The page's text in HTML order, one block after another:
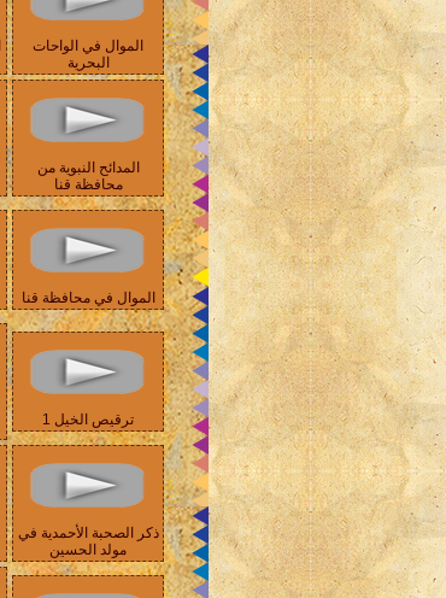
الموال في الواحات
البحرية
المدائح النبوية من
محافظة قنا
الموال في محافظة قنا
ترقيص الخيل 1
ذكر الصحبة الأحمدية في
مولد الحسين